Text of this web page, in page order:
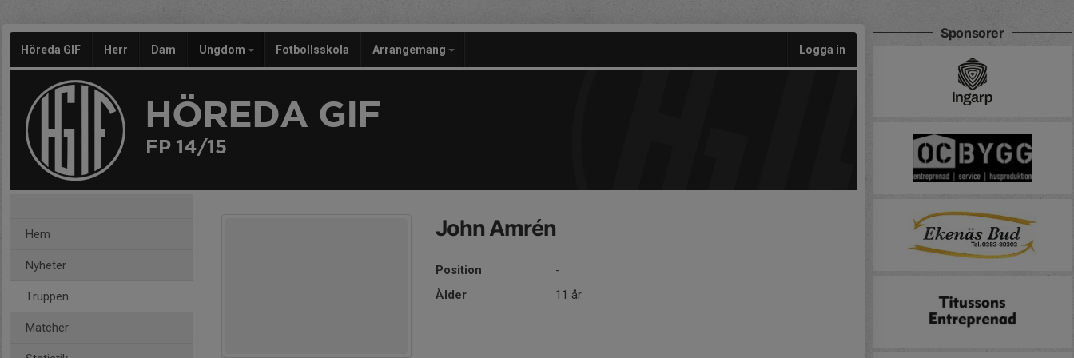
Höreda GIF Herr Dam Ungdom Fotbollsskola Arrangemang Logga in
HÖREDA GIF
FP 14/15
Hem
Nyheter
Truppen
Matcher
John Amrén
Position
-
Ålder
11 år
Sponsorer